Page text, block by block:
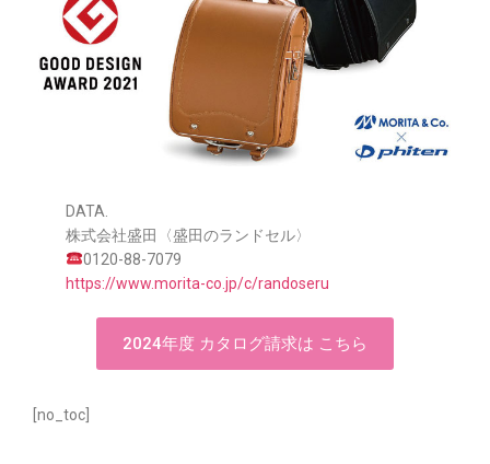
DATA.
株式会社盛田〈盛田のランドセル〉
0120-88-7079
https://www.morita-co.jp/c/randoseru
2024年度 カタログ請求は こちら
[no_toc]